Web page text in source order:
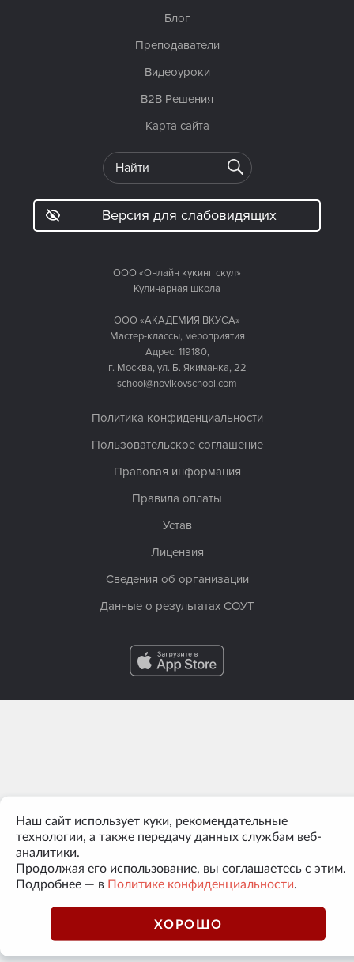
ООО «Онлайн кукинг скул»
Кулинарная школа
ООО «АКАДЕМИЯ ВКУСА»
Мастер-классы, мероприятия
Адрес: 119180,
г. Москва, ул. Б. Якиманка, 22
school@novikovschool.com
Политика конфиденциальности
Пользовательское соглашение
Правовая информация
Правила оплаты
Устав
Лицензия
Сведения об организации
Данные о результатах СОУТ
Блог
Преподаватели
Видеоуроки
B2B Решения
Карта сайта
Версия для слабовидящих
Наш сайт использует куки, рекомендательные
технологии, а также передачу данных службам веб-
аналитики.
Продолжая его использование, вы соглашаетесь с этим.
Подробнее — в Политике конфиденциальности.
ХОРОШО